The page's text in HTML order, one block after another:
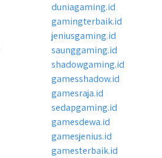
duniagaming.id
gamingterbaik.id
jeniusgaming.id
saunggaming.id
shadowgaming.id
gamesshadow.id
gamesraja.id
sedapgaming.id
gamesdewa.id
gamesjenius.id
gamesterbaik.id